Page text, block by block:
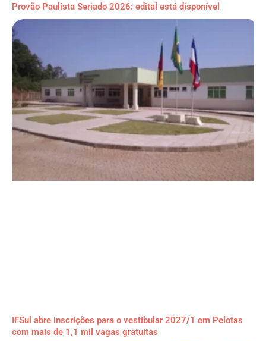
Provão Paulista Seriado 2026: edital está disponível
IFSul abre inscrições para o vestibular 2027/1 em Pelotas
com mais de 1,1 mil vagas gratuitas